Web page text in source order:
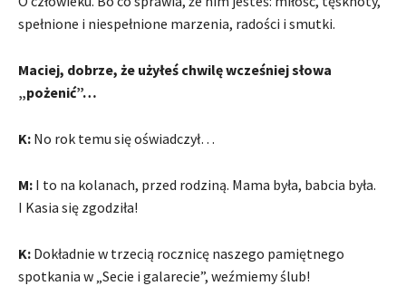
spełnione i niespełnione marzenia, radości i smutki.
Maciej, dobrze, że użyłeś chwilę wcześniej słowa
„pożenić”…
K: No rok temu się oświadczył…
M: I to na kolanach, przed rodziną. Mama była, babcia była.
I Kasia się zgodziła!
K: Dokładnie w trzecią rocznicę naszego pamiętnego
spotkania w „Secie i galarecie”, weźmiemy ślub!